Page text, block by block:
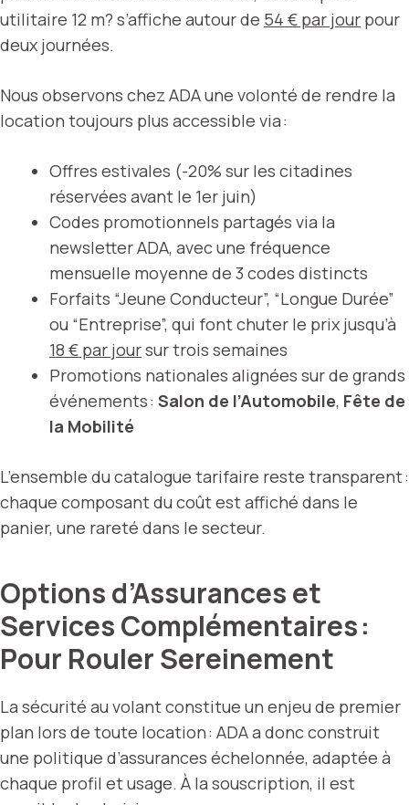
utilitaire 12 m? s’affiche autour de 54 € par jour pour
deux journées.
Nous observons chez ADA une volonté de rendre la
location toujours plus accessible via :
Offres estivales (-20% sur les citadines
réservées avant le 1er juin)
Codes promotionnels partagés via la
newsletter ADA, avec une fréquence
mensuelle moyenne de 3 codes distincts
Forfaits “Jeune Conducteur”, “Longue Durée”
ou “Entreprise”, qui font chuter le prix jusqu’à
18 € par joursur trois semaines
Promotions nationales alignées sur de grands
événements : Salon de l’Automobile, Fête de
la Mobilité
L’ensemble du catalogue tarifaire reste transparent :
chaque composant du coût est affiché dans le
panier, une rareté dans le secteur.
Options d’Assurances et
Services Complémentaires :
Pour Rouler Sereinement
La sécurité au volant constitue un enjeu de premier
plan lors de toute location : ADA a donc construit
une politique d’assurances échelonnée, adaptée à
chaque profil et usage. À la souscription, il est